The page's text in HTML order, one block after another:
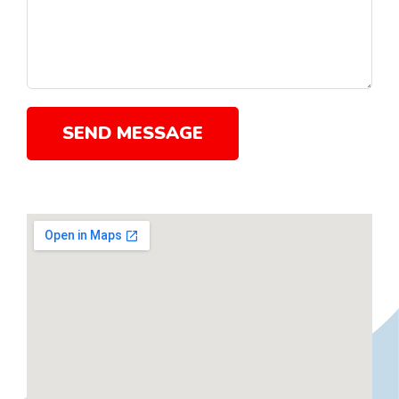
SEND MESSAGE